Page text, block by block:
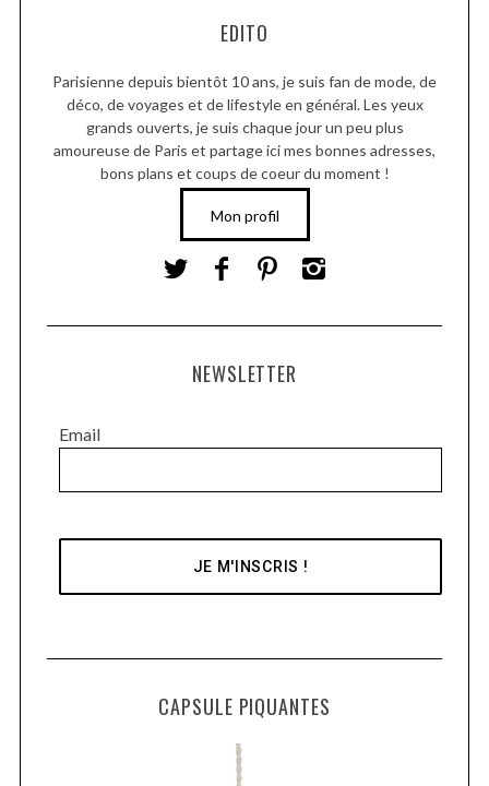
EDITO
Parisienne depuis bientôt 10 ans, je suis fan de mode, de
déco, de voyages et de lifestyle en général. Les yeux
grands ouverts, je suis chaque jour un peu plus
amoureuse de Paris et partage ici mes bonnes adresses,
bons plans et coups de coeur du moment !
Mon profil
NEWSLETTER
Email
CAPSULE PIQUANTES